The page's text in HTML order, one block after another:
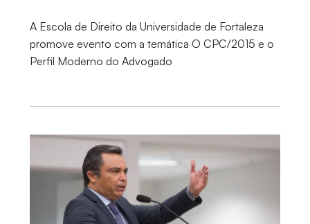
A Escola de Direito da Universidade de Fortaleza
promove evento com a temática O CPC/2015 e o
Perfil Moderno do Advogado